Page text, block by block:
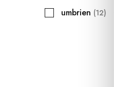
umbrien 12